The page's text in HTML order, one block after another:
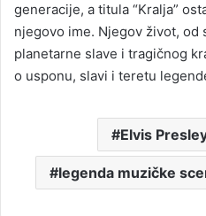
generacije, a titula “Kralja”
njegovo ime. Njegov život, od
planetarne slave i tragičnog
o usponu, slavi i teretu
Elvis
legenda muzičke